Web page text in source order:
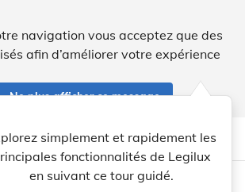
navigation vous acceptez que des
afin d’améliorer votre expérience
Ne plus afficher ce message
account_circle help Aide
simplement et rapidement les
fonctionnalités de Legilux
en suivant ce tour guidé.
light_mode dark_mode